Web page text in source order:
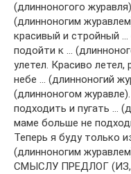
(длинноногого
(длинноногим
красивый и стройный …
подойти к …
улетел. Красиво летел,
небе … (длинноногий
(длинноногом
подходить и пугать …
маме больше не
Теперь я буду только
(длинноногим
СМЫСЛУ ПРЕДЛОГ (ИЗ,